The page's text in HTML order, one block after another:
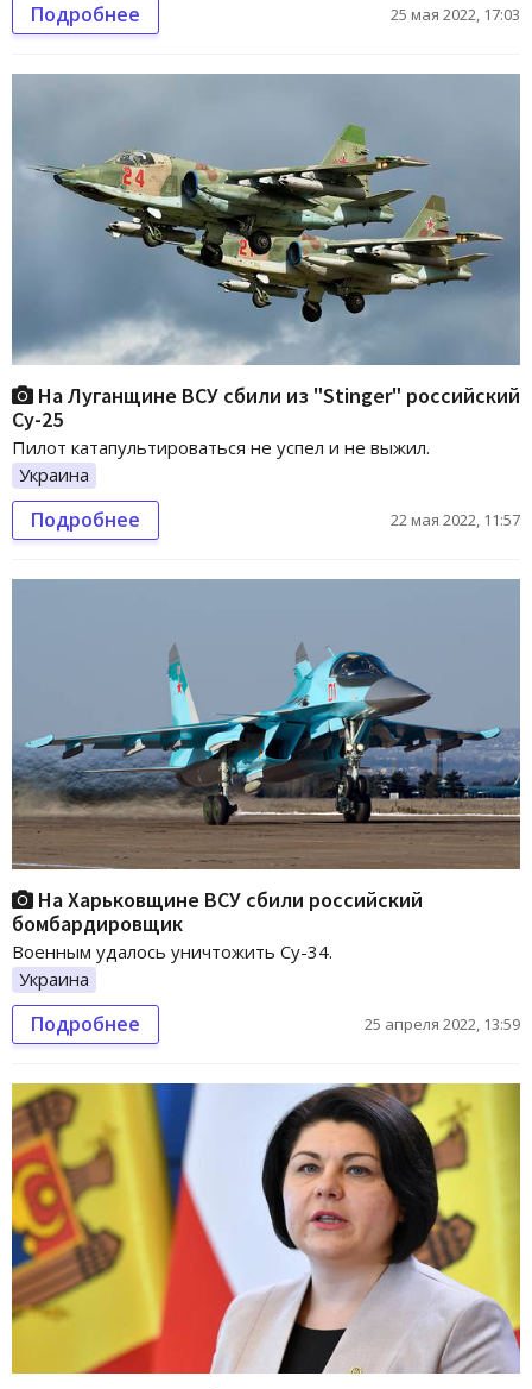
Подробнее 25 мая 2022, 17:03
На Луганщине ВСУ сбили из "Stinger" российский
Су-25
Пилот катапультироваться не успел и не выжил.
Украина
Подробнее 22 мая 2022, 11:57
На Харьковщине ВСУ сбили российский
бомбардировщик
Военным удалось уничтожить Су-34.
Украина
Подробнее 25 апреля 2022, 13:59